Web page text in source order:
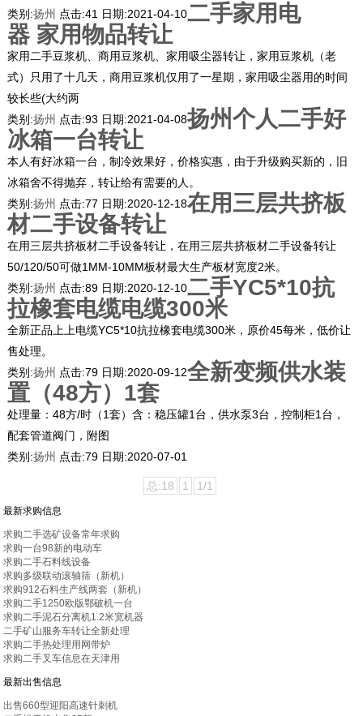
类别:扬州 点击:41 日期:2021-04-10二手家用电
器 家用物品转让
家用二手豆浆机、商用豆浆机、家用吸尘器转让，家用豆浆机（老
式）只用了十几天，商用豆浆机仅用了一星期，家用吸尘器用的时间
较长些(大约两
类别:扬州 点击:93 日期:2021-04-08扬州个人二手好
冰箱一台转让
本人有好冰箱一台，制冷效果好，价格实惠，由于升级购买新的，旧
冰箱舍不得抛弃，转让给有需要的人。
类别:扬州 点击:77 日期:2020-12-18在用三层共挤板
材二手设备转让
在用三层共挤板材二手设备转让，在用三层共挤板材二手设备转让
50/120/50可做1MM-10MM板材最大生产板材宽度2米。
类别:扬州 点击:89 日期:2020-12-10二手YC5*10抗
拉橡套电缆电缆300米
全新正品上上电缆YC5*10抗拉橡套电缆300米，原价45每米，低价让
售处理。
类别:扬州 点击:79 日期:2020-09-12全新变频供水装
置（48方）1套
处理量：48方/时（1套）含：稳压罐1台，供水泵3台，控制柜1台，
配套管道阀门，附图
类别:扬州 点击:79 日期:2020-07-01
总:18 1 1/1
最新求购信息
求购二手选矿设备常年求购
求购一台98新的电动车
求购二手石料线设备
求购多级联动滚轴筛（新机）
求购912石料生产线两套（新机）
求购二手1250欧版鄂破机一台
求购二手泥石分离机1.2米宽机器
二手矿山服务车转让全新处理
求购二手热处理用网带炉
求购二手叉车信息在天津用
最新出售信息
出售660型迎阳高速针刺机